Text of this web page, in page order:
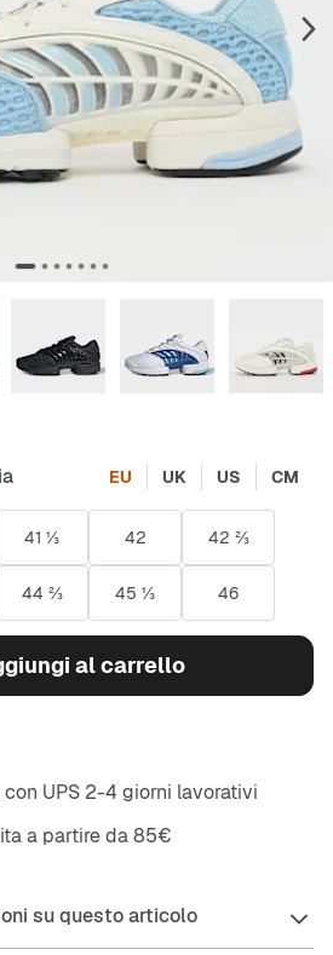
EU UK US CM
41 ⅓ 42 42 ⅔
44 ⅔ 45 ⅓ 46
al carrello
UPS 2-4 giorni lavorativi
a partire da 85€
su questo articolo